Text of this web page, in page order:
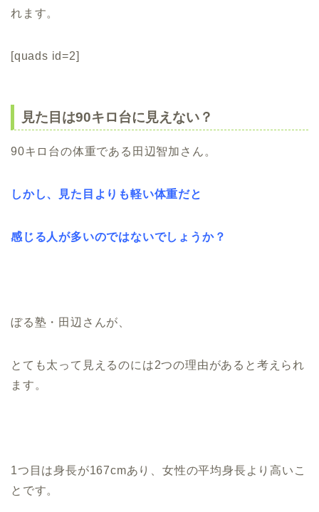
れます。
[quads id=2]
見た目は90キロ台に見えない？
90キロ台の体重である田辺智加さん。
しかし、見た目よりも軽い体重だと
感じる人が多いのではないでしょうか？
ぼる塾・田辺さんが、
とても太って見えるのには2つの理由があると考えられ
ます。
1つ目は身長が167cmあり、女性の平均身長より高いこ
とです。